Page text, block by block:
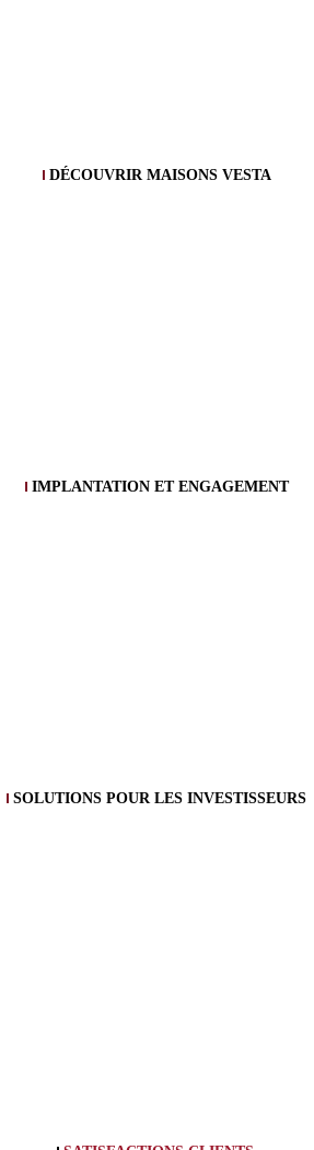
DÉCOUVRIR MAISONS VESTA
IMPLANTATION ET ENGAGEMENT
SOLUTIONS POUR LES INVESTISSEURS